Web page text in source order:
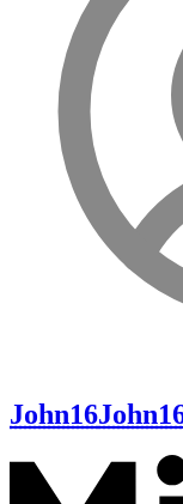
John16